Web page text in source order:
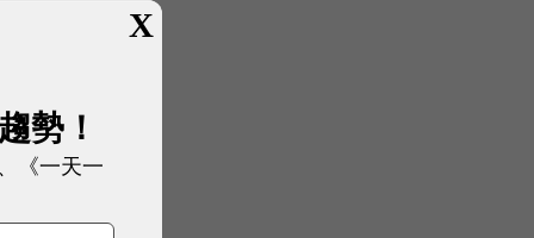
X
勢！
《一天一